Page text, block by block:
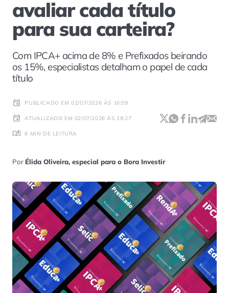
avaliar cada título
para sua carteira?
Com IPCA+ acima de 8% e Prefixados beirando
os 15%, especialistas detalham o papel de cada
título
PUBLICADO EM 01/07/2026 ÀS 16:09
ATUALIZADO EM 02/07/2026 ÀS 18:27
6 MIN DE LEITURA
Por Élida Oliveira, especial para o Bora Investir